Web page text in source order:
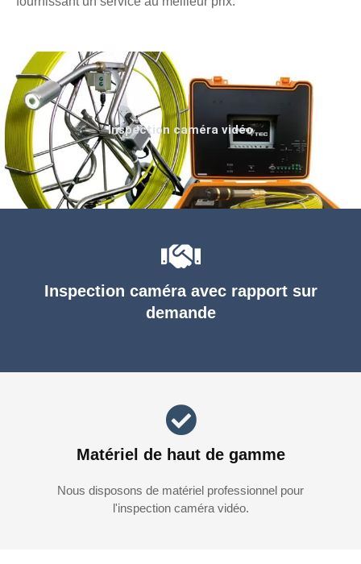
Inspection caméra avec rapport sur
demande
Matériel de haut de gamme
Nous disposons de matériel professionnel pour
l'inspection caméra vidéo.
Inspection caméra vidéo